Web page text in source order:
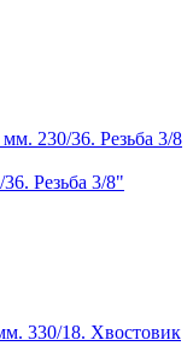
Резьба 3/8"